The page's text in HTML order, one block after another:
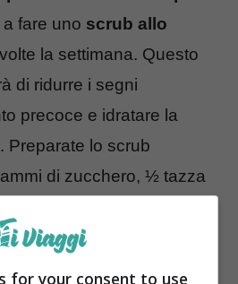
fare uno scrub allo
la settimana. Questo
di ridurre i segni
precoce e idratare la
Preparate lo scrub
di zucchero, ½ tazza
E.
for your consent to use